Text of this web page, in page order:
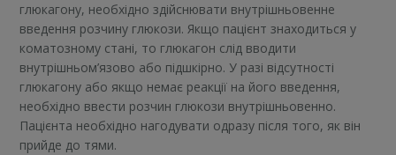
глюкагону, необхідно здійснювати внутрішньовенне
введення розчину глюкози. Якщо пацієнт знаходиться у
коматозному стані, то глюкагон слід вводити
внутрішньом’язово або підшкірно. У разі відсутності
глюкагону або якщо немає реакції на його введення,
необхідно ввести розчин глюкози внутрішньовенно.
Пацієнта необхідно нагодувати одразу після того, як він
прийде до тями.